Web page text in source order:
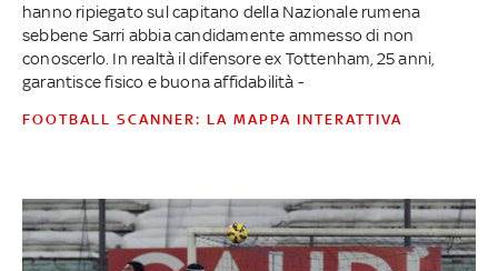
hanno ripiegato sul capitano della Nazionale rumena
sebbene Sarri abbia candidamente ammesso di non
conoscerlo. In realtà il difensore ex Tottenham, 25 anni,
garantisce fisico e buona affidabilità -
FOOTBALL SCANNER: LA MAPPA INTERATTIVA